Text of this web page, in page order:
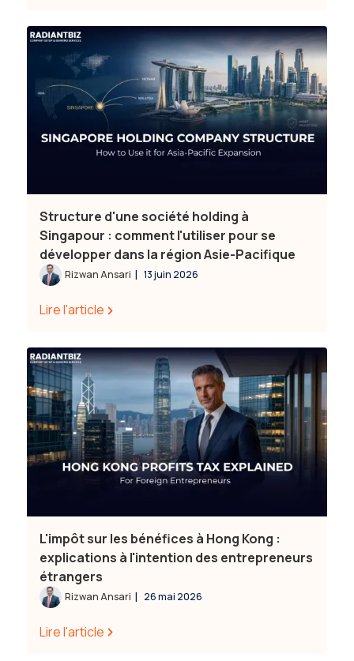
Structure d'une société holding à
Singapour : comment l'utiliser pour se
développer dans la région Asie-Pacifique
Rizwan Ansari | 13 juin 2026
Lire l'article
L'impôt sur les bénéfices à Hong Kong :
explications à l'intention des entrepreneurs
étrangers
Rizwan Ansari | 26 mai 2026
Lire l'article